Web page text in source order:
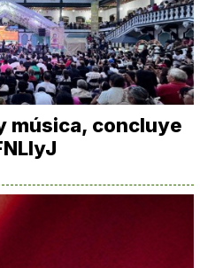
música, concluye